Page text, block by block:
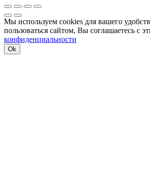
Мы используем cookies для вашего
пользоваться сайтом, Вы соглашаетесь с
конфиденциальности
Ok